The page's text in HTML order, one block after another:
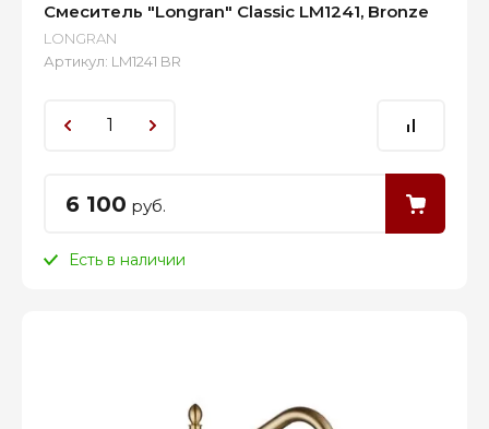
Смеситель "Longran" Classic LM1241, Bronze
LONGRAN
Артикул: LM1241 BR
6 100 руб.
Есть в наличии